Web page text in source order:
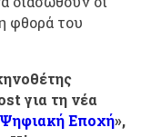
φθορά του
για τη νέα
Εποχή»,